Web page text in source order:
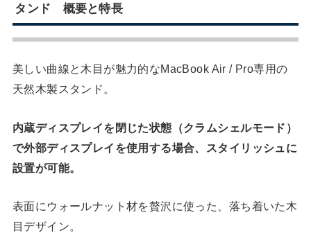
タンド 概要と特長
美しい曲線と木目が魅力的なMacBook Air / Pro専用の
天然木製スタンド。
内蔵ディスプレイを閉じた状態（クラムシェルモード）
で外部ディスプレイを使用する場合、スタイリッシュに
設置が可能。
表面にウォールナット材を贅沢に使った、落ち着いた木
目デザイン。